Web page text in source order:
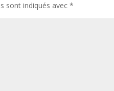
sont indiqués avec*